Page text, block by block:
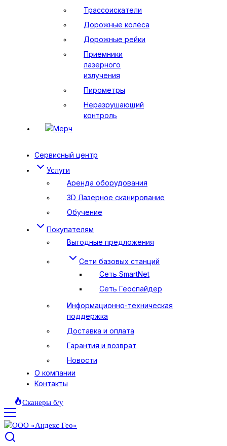
Трассоискатели
Дорожные колёса
Дорожные рейки
Приемники
лазерного
излучения
Пирометры
Неразрушающий
контроль
Мерч
Сервисный центр
Услуги
Аренда оборудования
3D Лазерное сканирование
Обучение
Покупателям
Выгодные предложения
Сети базовых станций
Сеть SmartNet
Сеть Геоспайдер
Информационно-техническая
поддержка
Доставка и оплата
Гарантия и возврат
Новости
О компании
Контакты
Сканеры б/у